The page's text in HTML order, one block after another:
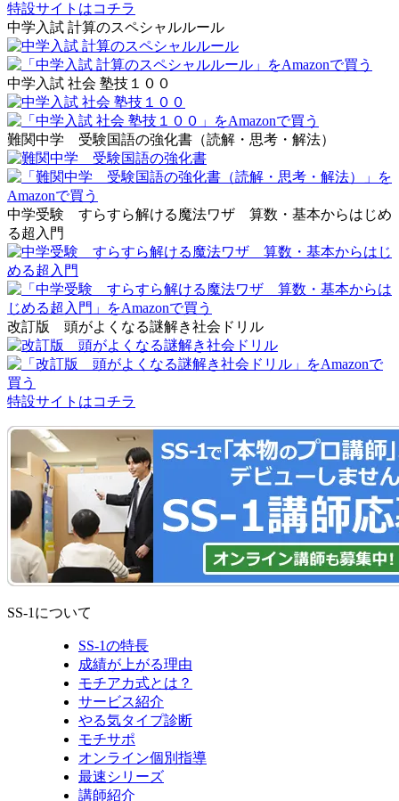
特設サイトはコチラ
中学入試 計算のスペシャルルール
中学入試 社会 塾技１００
難関中学 受験国語の強化書（読解・思考・解法）
中学受験 すらすら解ける魔法ワザ 算数・基本からはじめ
る超入門
改訂版 頭がよくなる謎解き社会ドリル
特設サイトはコチラ
SS-1について
SS-1の特長
成績が上がる理由
モチアカ式とは？
サービス紹介
やる気タイプ診断
モチサポ
オンライン個別指導
最速シリーズ
講師紹介